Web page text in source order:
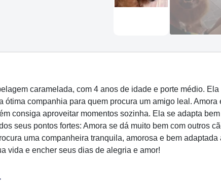
caramelada, com 4 anos de idade e porte médio.
ótima companhia para quem procura um amigo leal.
consiga aproveitar momentos sozinha. Ela se adapta
seus pontos fortes: Amora se dá muito bem com outros
uma companheira tranquila, amorosa e bem
vida e encher seus dias de alegria e amor!